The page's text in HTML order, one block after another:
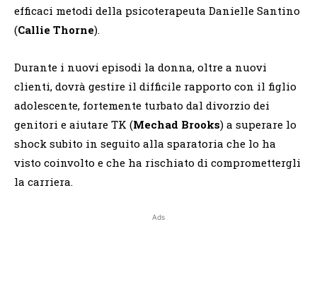
efficaci metodi della psicoterapeuta Danielle Santino
(Callie Thorne).
Durante i nuovi episodi la donna, oltre a nuovi
clienti, dovrà gestire il difficile rapporto con il figlio
adolescente, fortemente turbato dal divorzio dei
genitori e aiutare TK (Mechad Brooks) a superare lo
shock subito in seguito alla sparatoria che lo ha
visto coinvolto e che ha rischiato di compromettergli
la carriera.
Ads